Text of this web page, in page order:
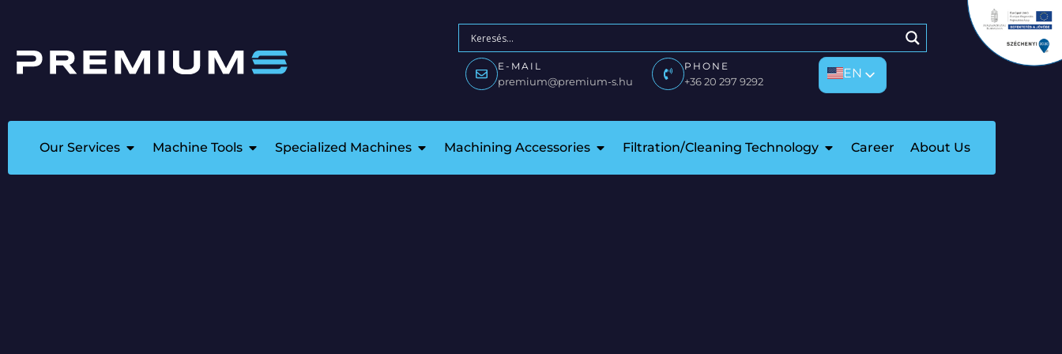
E-MAIL
premium@premium-s.hu
PHONE
+36 20 297 9292
EN
EN
Our Services Machine Tools Specialized Machines Machining Accessories Filtration/Cleaning Technology Career About Us